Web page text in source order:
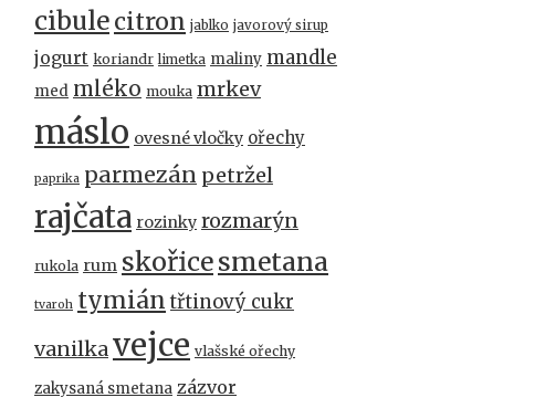
cibulecitron jablko javorový sirup
jogurt koriandr limetka maliny mandle
med mléko mouka mrkev
máslo ovesné vločky ořechy
paprika parmezán petržel
rajčata rozinky rozmarýn
rukola rum skořicesmetana
tvaroh tymián třtinový cukr
vanilkavejce vlašské ořechy
zakysaná smetana zázvor